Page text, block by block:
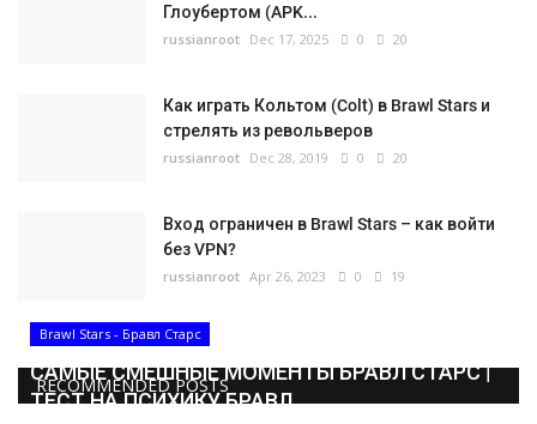
Глоубертом (APK...
russianroot Dec 17, 2025 0 20
Как играть Кольтом (Colt) в Brawl Stars и
стрелять из револьверов
russianroot Dec 28, 2019 0 20
Вход ограничен в Brawl Stars – как войти
без VPN?
russianroot Apr 26, 2023 0 19
RECOMMENDED POSTS
Brawl Stars - Бравл Старс
САМЫЕ СМЕШНЫЕ МОМЕНТЫ БРАВЛ СТАРС |
ТЕСТ НА ПСИХИКУ БРАВЛ...